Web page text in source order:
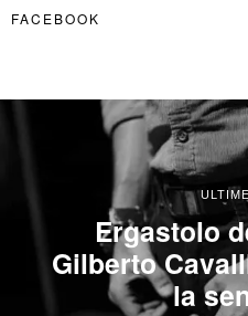
FACEBOOK
Ergastolo
Gilberto
la